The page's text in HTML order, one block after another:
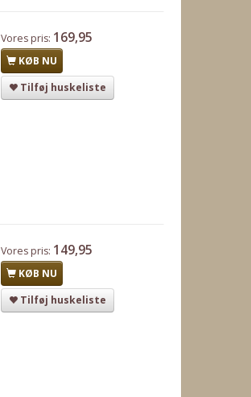
Vores pris: 169,95
KØB NU
Tilføj huskeliste
Vores pris: 149,95
KØB NU
Tilføj huskeliste